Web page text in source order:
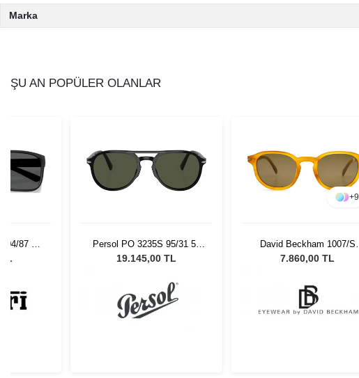
Marka
ŞU AN POPÜLER OLANLAR
87 59
Persol PO 3235S 95/31 55
Unisex Güneş Gözlüğü
19.145,00 TL
+9
David Beckham 1007/S
B4L49 Unisex Güneş
7.860,00 TL